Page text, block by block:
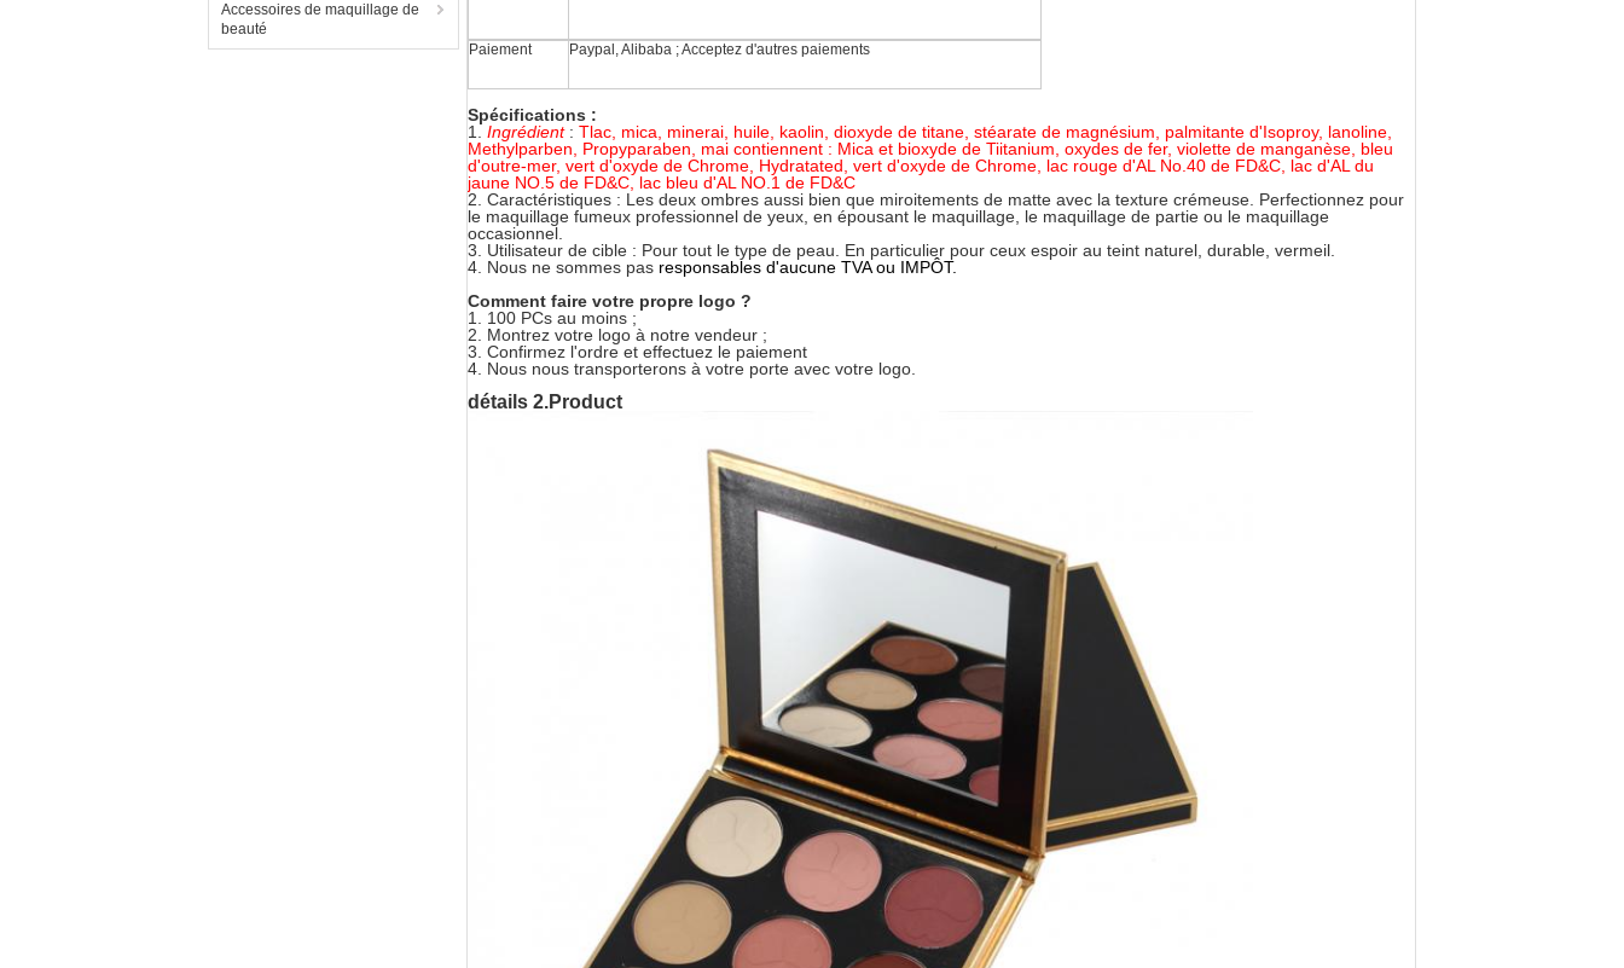
Accessoires de maquillage de
beauté
Paiement Paypal, Alibaba ; Acceptez d'autres paiements
Spécifications :
1. Ingrédient: Tlac, mica, minerai, huile, kaolin, dioxyde de titane, stéarate de magnésium, palmitante d'Isoproy, lanoline,
Methylparben, Propyparaben, mai contiennent : Mica et bioxyde de Tiitanium, oxydes de fer, violette de manganèse, bleu
d'outre-mer, vert d'oxyde de Chrome, Hydratated, vert d'oxyde de Chrome, lac rouge d'AL No.40 de FD&C, lac d'AL du
jaune NO.5 de FD&C, lac bleu d'AL NO.1 de FD&C
2. Caractéristiques : Les deux ombres aussi bien que miroitements de matte avec la texture crémeuse. Perfectionnez pour
le maquillage fumeux professionnel de yeux, en épousant le maquillage, le maquillage de partie ou le maquillage
occasionnel.
3. Utilisateur de cible : Pour tout le type de peau. En particulier pour ceux espoir au teint naturel, durable, vermeil.
4. Nous ne sommes pas responsables d'aucune TVA ou IMPÔT.
Comment faire votre propre logo ?
1. 100 PCs au moins ;
2. Montrez votre logo à notre vendeur ;
3. Confirmez l'ordre et effectuez le paiement
4. Nous nous transporterons à votre porte avec votre logo.
détails 2.Product